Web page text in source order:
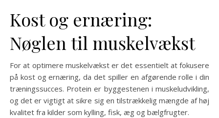
Kost og ernæring:
Nøglen til muskelvækst
For at optimere muskelvækst er det essentielt at fokusere
på kost og ernæring, da det spiller en afgørende rolle i din
træningssucces. Protein er byggestenen i muskeludvikling,
og det er vigtigt at sikre sig en tilstrækkelig mængde af høj
kvalitet fra kilder som kylling, fisk, æg og bælgfrugter.